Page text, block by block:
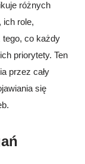
różnych
ich role,
tego, co każdy
priorytety. Ten
przez cały
się